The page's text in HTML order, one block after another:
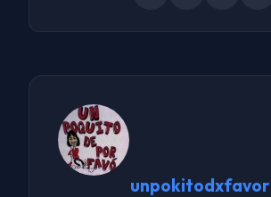
unpokitodxfavor